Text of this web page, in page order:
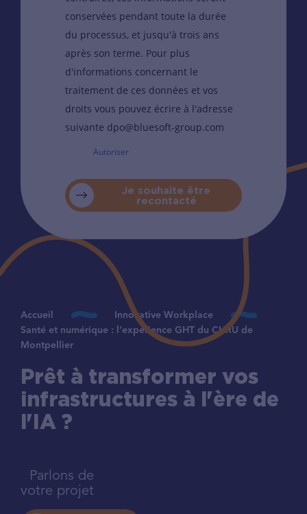
conservées pendant toute la durée
du processus, et jusqu'à trois ans
après son terme. Pour plus
d'informations concernant le
traitement de ces données et vos
droits vous pouvez écrire à l'adresse
suivante dpo@bluesoft-group.com
Autoriser
Je souhaite être
recontacté
Accueil
Innovative Workplace
Santé et numérique : l’expérience GHT du CHRU de
Montpellier
Prêt à transformer vos
infrastructures à l'ère de
l'IA ?
Parlons de
votre projet